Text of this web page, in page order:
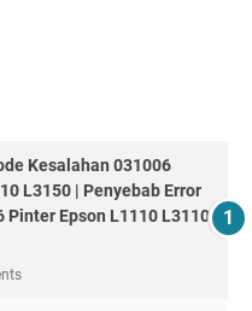
Kesalahan 031006
L3150 | Penyebab Error
Pinter Epson L1110 L3110